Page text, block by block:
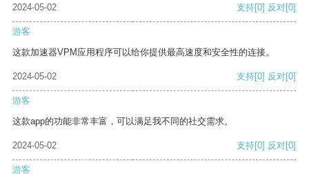
2024-05-02 支持[0] 反对[0]
游客
这款加速器VPM应用程序可以给你提供最高速度和安全性的连接。
2024-05-02 支持[0] 反对[0]
游客
这款app的功能非常丰富，可以满足我不同的社交需求。
2024-05-02 支持[0] 反对[0]
游客